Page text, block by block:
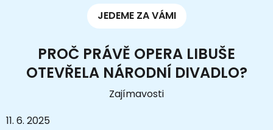
JEDEME ZA VÁMI
PROČ PRÁVĚ OPERA LIBUŠE
OTEVŘELA NÁRODNÍ DIVADLO?
Zajímavosti
11. 6. 2025